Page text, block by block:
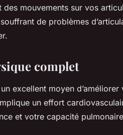
des mouvements sur vos
de problèmes
complet
excellent moyen d’améliorer
un effort
et votre capacité